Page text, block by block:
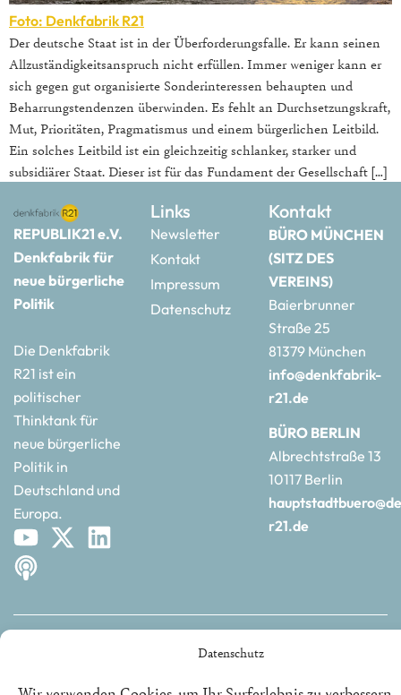
Datenschutz
Foto: Denkfabrik R21
Der deutsche Staat ist in der Überforderungsfalle. Er kann seinen
Allzuständigkeitsanspruch nicht erfüllen. Immer weniger kann er
sich gegen gut organisierte Sonderinteressen behaupten und
Beharrungstendenzen überwinden. Es fehlt an Durchsetzungskraft,
Mut, Prioritäten, Pragmatismus und einem bürgerlichen Leitbild.
Ein solches Leitbild ist ein gleichzeitig schlanker, starker und
subsidiärer Staat. Dieser ist für das Fundament der Gesellschaft […]
REPUBLIK21 e.V.
Denkfabrik für
neue bürgerliche
Politik
Die Denkfabrik
R21 ist ein
politischer
Thinktank für
neue bürgerliche
Politik in
Deutschland und
Europa.
Links
Newsletter
Kontakt
Impressum
Datenschutz
Kontakt
BÜRO MÜNCHEN
(SITZ DES
VEREINS)
Baierbrunner
Straße 25
81379 München
info@denkfabrik-
r21.de
BÜRO BERLIN
Albrechtstraße 13
10117 Berlin
r21.de
©2025 | REPUBLIK21 e.V. | Denkfabrik für neue bürgerliche